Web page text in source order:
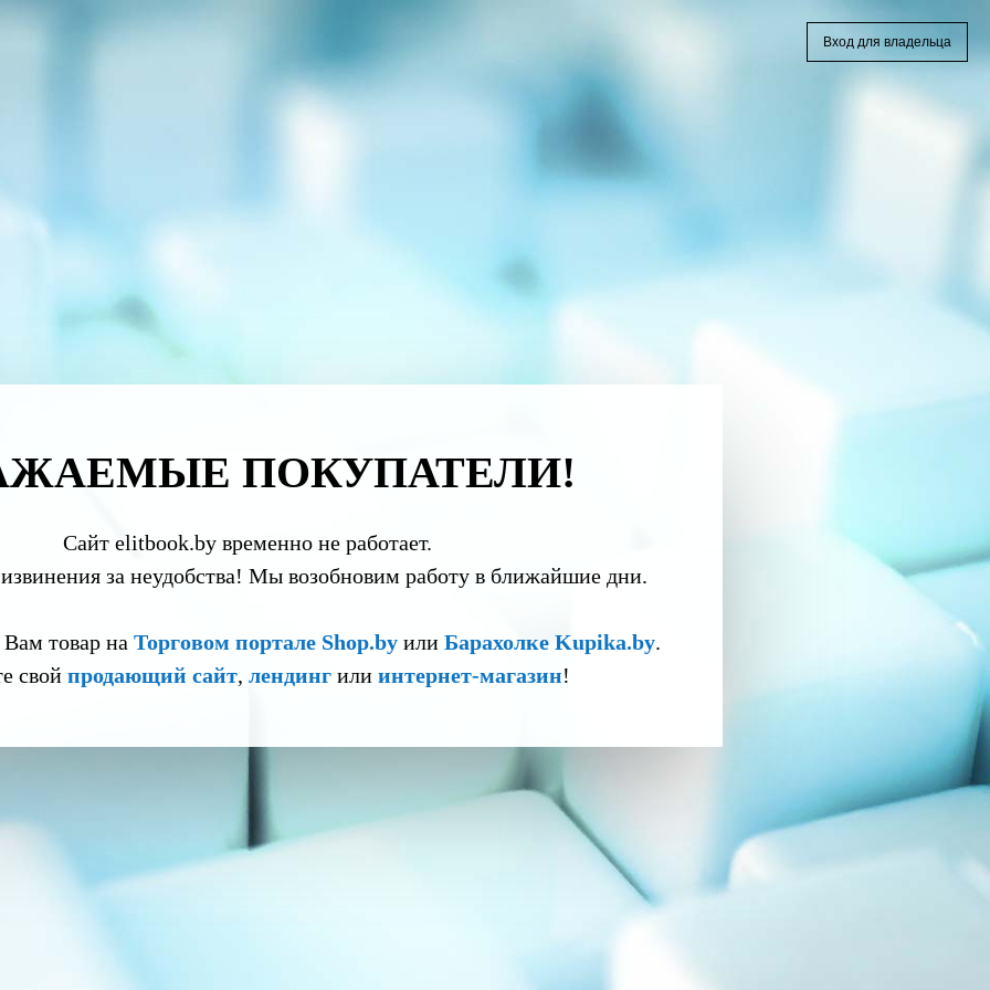
ПОКУПАТЕЛИ!
Сайт elitbook.by временно не работает.
за неудобства! Мы возобновим работу в ближайшие дни.
товар на Торговом портале Shop.byили Барахолке Kupika.by.
свой продающий сайт, лендингили интернет-магазин!
Вход для владельца